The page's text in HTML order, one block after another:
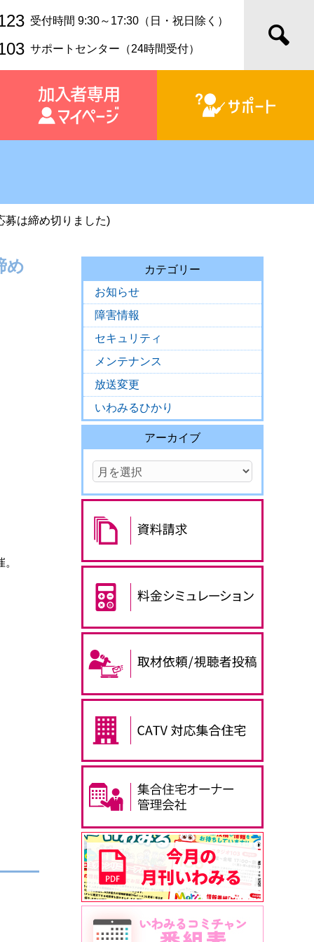
受付時間 9:30～17:30（日・祝日除く）
サポートセンター（24時間受付）
は締め切りました)
め
カテゴリー
お知らせ
障害情報
セキュリティ
メンテナンス
放送変更
いわみるひかり
アーカイブ